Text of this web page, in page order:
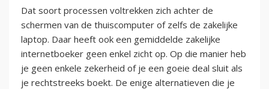
Dat soort processen voltrekken zich achter de
schermen van de thuiscomputer of zelfs de zakelijke
laptop. Daar heeft ook een gemiddelde zakelijke
internetboeker geen enkel zicht op. Op die manier heb
je geen enkele zekerheid of je een goeie deal sluit als
je rechtstreeks boekt. De enige alternatieven die je